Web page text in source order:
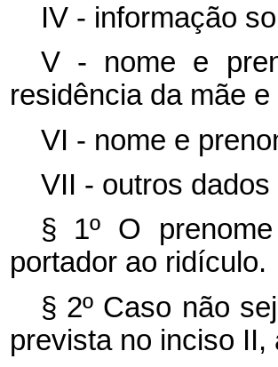
IV - informação
V - nome e
residência da mãe
VI - nome e
VII - outros
§ 1º O
portador ao ridículo.
§ 2º Caso não
prevista no inciso